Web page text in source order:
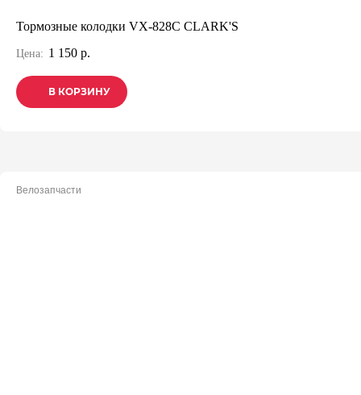
Тормозные колодки VX-828C CLARK'S
Цена: 1 150 р.
В КОРЗИНУ
В КОРЗИНУ
В КОРЗИНУ
Велозапчасти